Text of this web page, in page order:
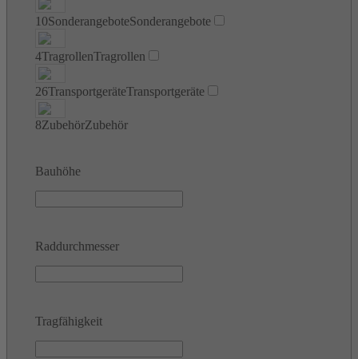
10SonderangeboteSonderangebote
4TragrollenTragrollen
26TransportgeräteTransportgeräte
8ZubehörZubehör
Bauhöhe
Raddurchmesser
Tragfähigkeit